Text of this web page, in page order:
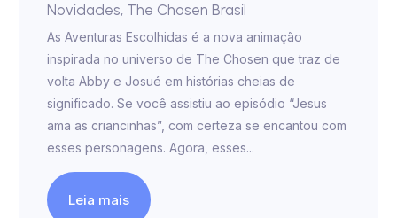
Novidades, The Chosen Brasil
As Aventuras Escolhidas é a nova animação
inspirada no universo de The Chosen que traz de
volta Abby e Josué em histórias cheias de
significado. Se você assistiu ao episódio “Jesus
ama as criancinhas”, com certeza se encantou com
esses personagens. Agora, esses...
Leia mais